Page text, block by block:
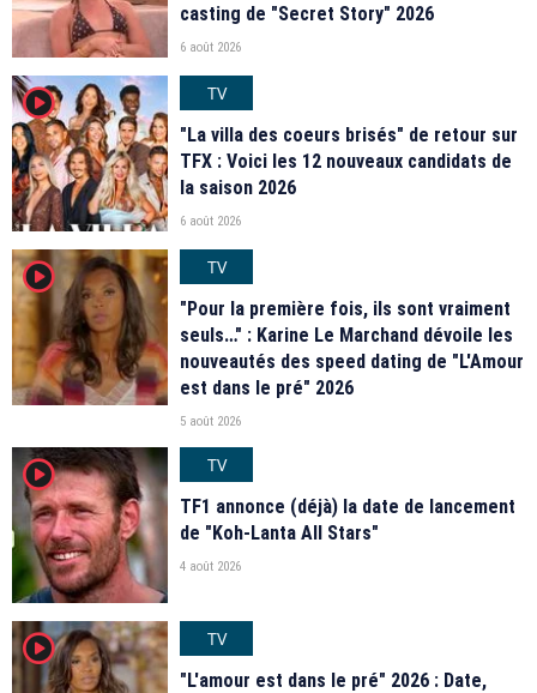
casting de "Secret Story" 2026
6 août 2026
player2
TV
"La villa des coeurs brisés" de retour sur
TFX : Voici les 12 nouveaux candidats de
la saison 2026
6 août 2026
player2
TV
"Pour la première fois, ils sont vraiment
seuls…" : Karine Le Marchand dévoile les
nouveautés des speed dating de "L'Amour
est dans le pré" 2026
5 août 2026
player2
TV
TF1 annonce (déjà) la date de lancement
de "Koh-Lanta All Stars"
4 août 2026
player2
TV
"L'amour est dans le pré" 2026 : Date,